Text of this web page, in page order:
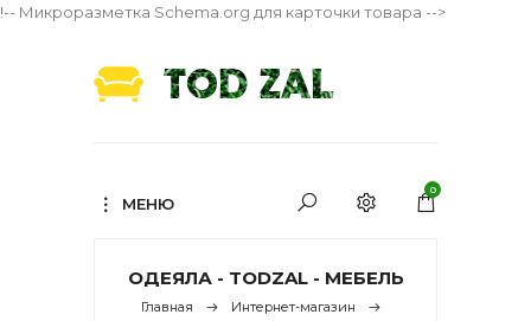
!-- Микроразметка Schema.org для карточки товара -->
МЕНЮ
0
ОДЕЯЛА - TODZAL - МЕБЕЛЬ
Главная
Интернет-магазин